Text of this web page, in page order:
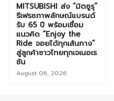
MITSUBISHI ส่ง “มิตซูรุ”
รีเฟรชภาพลักษณ์แบรนด์
รับ 65 ปี พร้อมเชื่อม
แนวคิด “Enjoy the
Ride จอยได้ทุกเส้นทาง”
สู่ลูกค้าชาวไทยทุกเจเนอเร
ชัน
August 06, 2026